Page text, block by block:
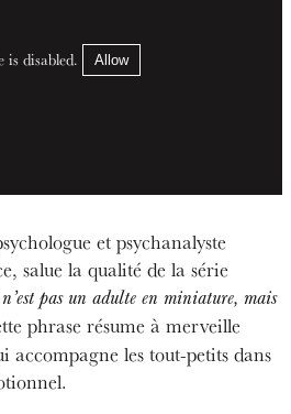
is disabled. Allow
et psychanalyste
salue la qualité de la série
pas un adulte en miniature, mais
phrase résume à merveille
accompagne les tout-petits dans